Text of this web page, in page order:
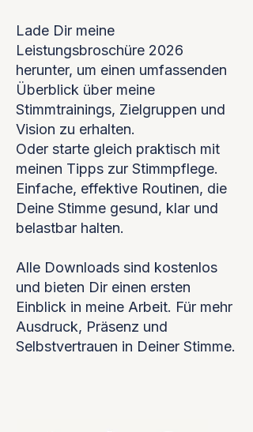
Lade Dir meine
Leistungsbroschüre 2026
herunter, um einen umfassenden
Überblick über meine
Stimmtrainings, Zielgruppen und
Vision zu erhalten.
Oder starte gleich praktisch mit
meinen Tipps zur Stimmpflege.
Einfache, effektive Routinen, die
Deine Stimme gesund, klar und
belastbar halten.
Alle Downloads sind kostenlos
und bieten Dir einen ersten
Einblick in meine Arbeit. Für mehr
Ausdruck, Präsenz und
Selbstvertrauen in Deiner Stimme.